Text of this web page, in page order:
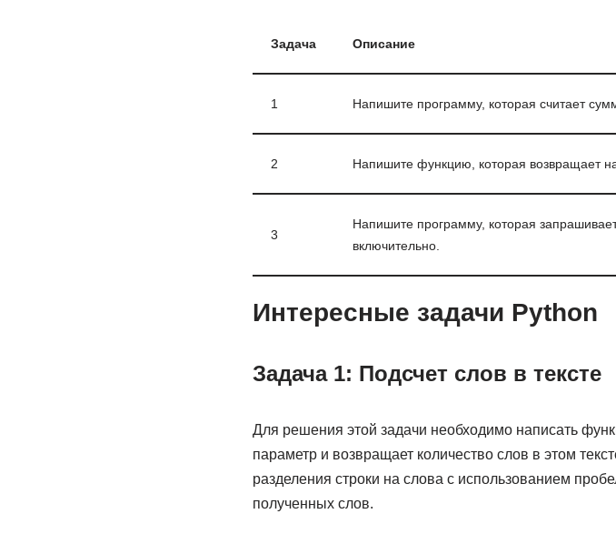
Задача Описание
1 Напишите программу, которая считает
2 Напишите функцию, которая возвращает
3
Напишите программу, которая
включительно.
Интересные задачи Python
Задача 1: Подсчет слов в тексте
Для решения этой задачи необходимо написать
параметр и возвращает количество слов в этом
разделения строки на слова с использованием
полученных слов.